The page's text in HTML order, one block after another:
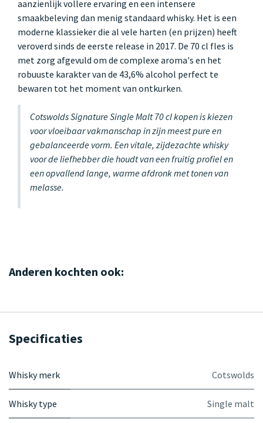
aanzienlijk vollere ervaring en een intensere
smaakbeleving dan menig standaard whisky. Het is een
moderne klassieker die al vele harten (en prijzen) heeft
veroverd sinds de eerste release in 2017. De 70 cl fles is
met zorg afgevuld om de complexe aroma's en het
robuuste karakter van de 43,6% alcohol perfect te
bewaren tot het moment van ontkurken.
Cotswolds Signature Single Malt 70 cl kopen is kiezen
voor vloeibaar vakmanschap in zijn meest pure en
gebalanceerde vorm. Een vitale, zijdezachte whisky
voor de liefhebber die houdt van een fruitig profiel en
een opvallend lange, warme afdronk met tonen van
melasse.
Anderen kochten ook:
Specificaties
Whisky merk Cotswolds
Whisky type Single malt